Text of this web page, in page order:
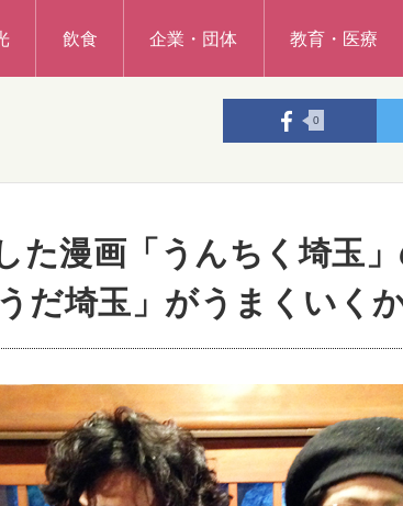
飲食 企業・団体 教育・医療
0
た漫画「うんちく埼玉
だ埼玉」がうまくいく